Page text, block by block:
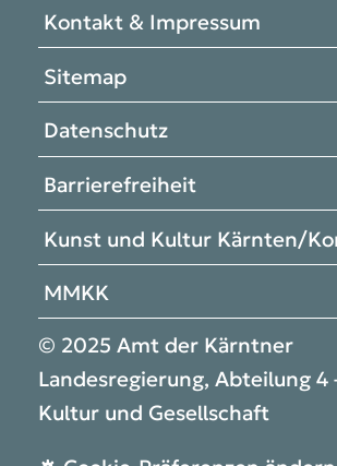
© 2025 Amt der Kärntner
Landesregierung, Abteilung 4
Kultur und Gesellschaft
Kontakt & Impressum
Sitemap
Datenschutz
Barrierefreiheit
Kunst und Kultur Kärnten/
MMKK